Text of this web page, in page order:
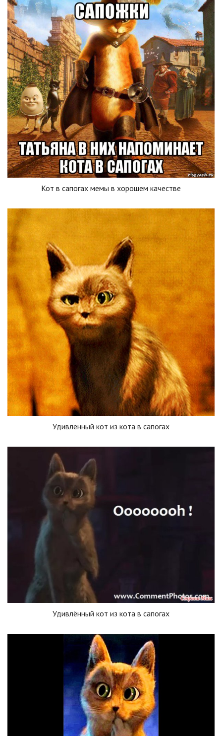
Кот в сапогах мемы в хорошем качестве
Удивленный кот из кота в сапогах
Удивлённый кот из кота в сапогах